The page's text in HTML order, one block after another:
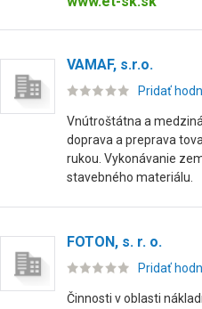
VAMAF, s.r.o.
Pridať
Vnútroštátna a
doprava a preprava
rukou. Vykonávanie
stavebného materiálu.
FOTON, s. r. o.
Pridať
Činnosti v oblasti